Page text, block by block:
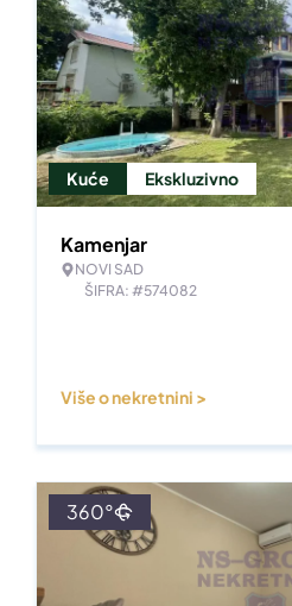
Kuće Ekskluzivno
Kamenjar
NOVI SAD
ŠIFRA: #574082
Više o nekretnini >
360°